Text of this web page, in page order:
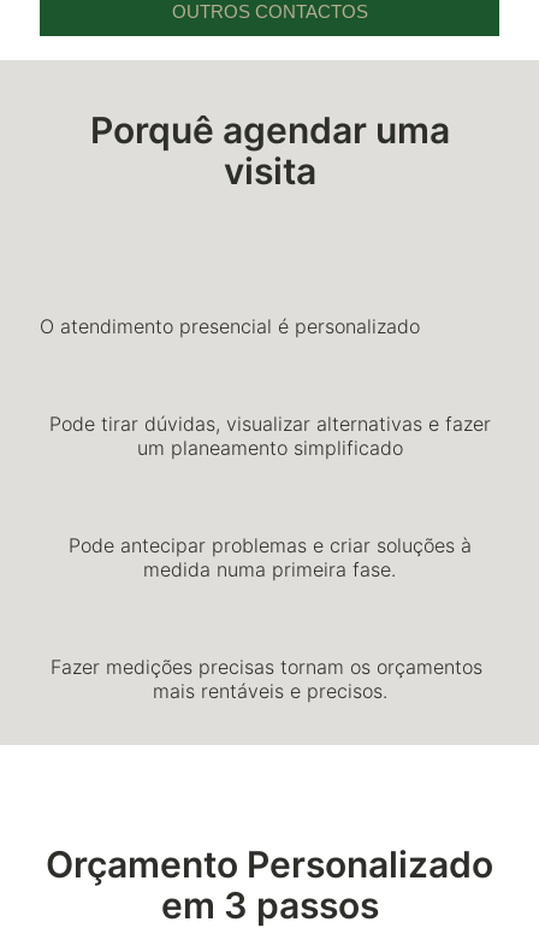
OUTROS CONTACTOS
Porquê agendar uma
visita
O atendimento presencial é personalizado
Pode tirar dúvidas, visualizar alternativas e fazer
um planeamento simplificado
Pode antecipar problemas e criar soluções à
medida numa primeira fase.
Fazer medições precisas tornam os orçamentos
mais rentáveis e precisos.
Orçamento Personalizado
em 3 passos